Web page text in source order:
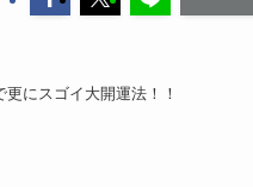
更にスゴイ大開運法！！